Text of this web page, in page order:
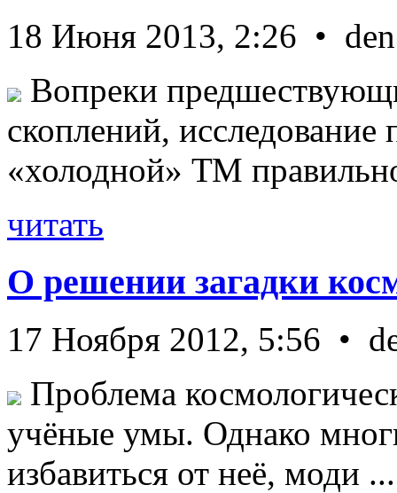
18 Июня 2013, 2:26 • den
Вопреки
скоплений, исследование
«холодной» ТМ
читать
О решении загадки
17 Ноября 2012, 5:56 •
Проблема
учёные умы. Однако
избавиться от неё, моди ...